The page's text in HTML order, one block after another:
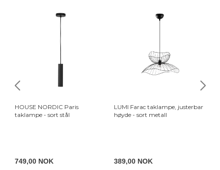
HOUSE NORDIC Paris
taklampe - sort stål
749,00 NOK
LUMI Farac taklampe, justerbar
høyde - sort metall
389,00 NOK